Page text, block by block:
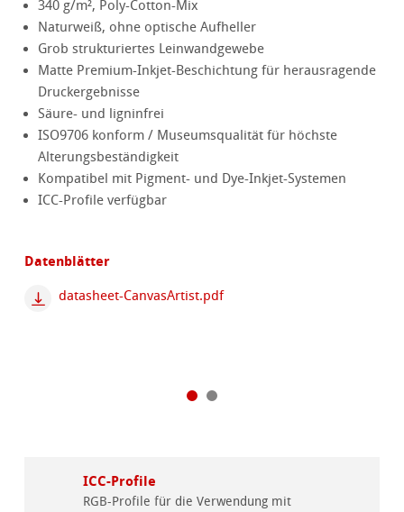
340 g/m², Poly-Cotton-Mix
Naturweiß, ohne optische Aufheller
Grob strukturiertes Leinwandgewebe
Matte Premium-Inkjet-Beschichtung für herausragende
Druckergebnisse
Säure- und ligninfrei
ISO9706 konform / Museumsqualität für höchste
Alterungsbeständigkeit
Kompatibel mit Pigment- und Dye-Inkjet-Systemen
ICC-Profile verfügbar
Datenblätter
datasheet-CanvasArtist.pdf
ICC-Profile
RGB-Profile für die Verwendung mit